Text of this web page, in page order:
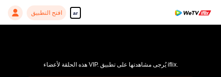
ar افتح التطبيق
هذه الحلقة لأعضاء VIP. يُرجى مشاهدتها على تطبيق iflix.